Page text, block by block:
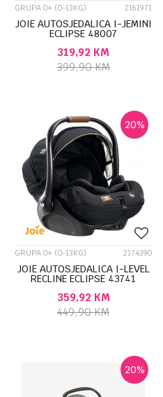
GRUPA 0+ (0-13KG) 2161971
JOIE AUTOSJEDALICA I-JEMINI
ECLIPSE 48007
319,92 KM
399,90KM
20%
GRUPA 0+ (0-13KG) 2174390
JOIE AUTOSJEDALICA I-LEVEL
RECLINE ECLIPSE 43741
359,92 KM
449,90KM
20%